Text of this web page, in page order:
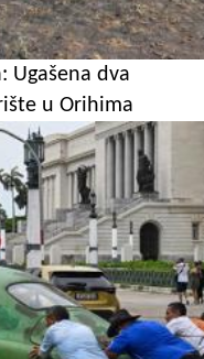
Ugašena dva
u Orihima